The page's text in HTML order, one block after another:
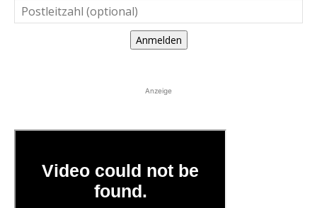
Anmelden
Anzeige